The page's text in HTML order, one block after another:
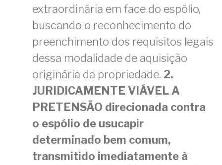
extraordinária em face do espólio,
buscando o reconhecimento do
preenchimento dos requisitos legais
dessa modalidade de aquisição
originária da propriedade. 2.
JURIDICAMENTE VIÁVEL A
PRETENSÃO direcionada contra
o espólio de usucapir
determinado bem comum,
transmitido imediatamente à